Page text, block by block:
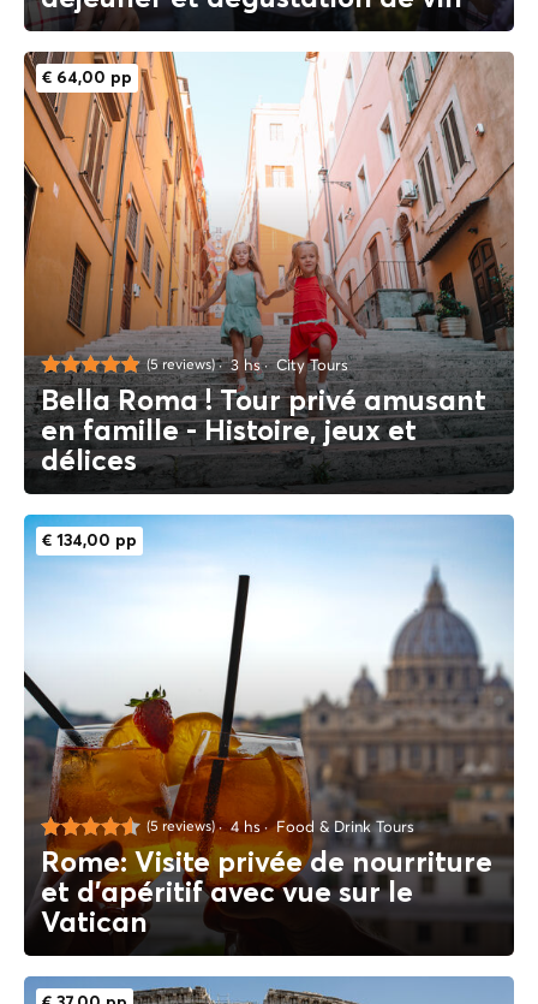
€ 64,00 pp
(5 reviews) 3 hs City Tours
Bella Roma ! Tour privé amusant
en famille - Histoire, jeux et
délices
€ 134,00 pp
(5 reviews) 4 hs Food & Drink Tours
Rome: Visite privée de nourriture
et d'apéritif avec vue sur le
Vatican